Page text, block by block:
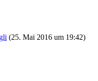
(25. Mai 2016 um 19:42)